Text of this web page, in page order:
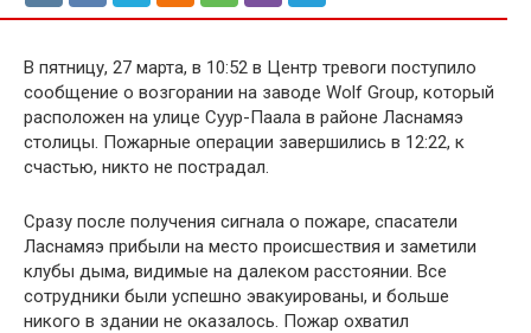
В пятницу, 27 марта, в 10:52 в Центр тревоги поступило
сообщение о возгорании на заводе Wolf Group, который
расположен на улице Суур-Паала в районе Ласнамяэ
столицы. Пожарные операции завершились в 12:22, к
счастью, никто не пострадал.
Сразу после получения сигнала о пожаре, спасатели
Ласнамяэ прибыли на место происшествия и заметили
клубы дыма, видимые на далеком расстоянии. Все
сотрудники были успешно эвакуированы, и больше
никого в здании не оказалось. Пожар охватил